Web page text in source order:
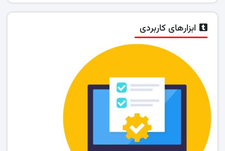
ابزارهای کاربردی